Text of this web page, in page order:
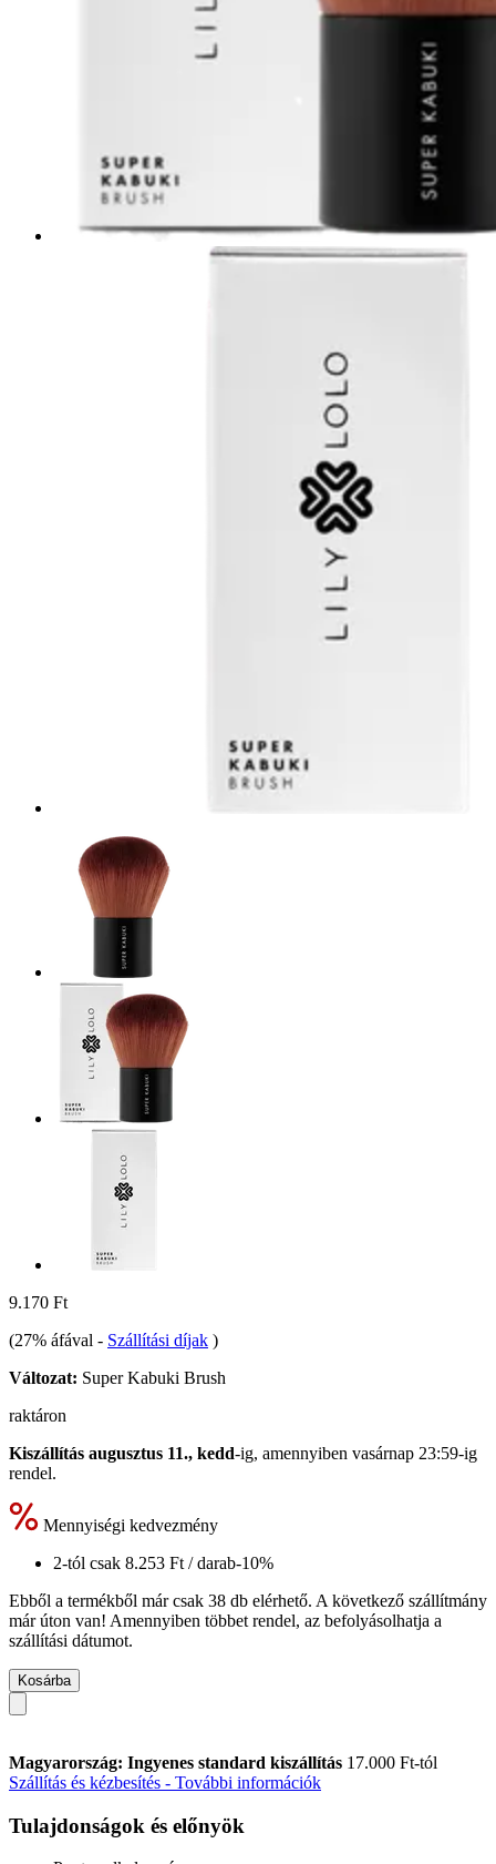
9.170 Ft
(27% áfával - Szállítási díjak )
Változat: Super Kabuki Brush
raktáron
Kiszállítás augusztus 11., kedd-ig, amennyiben vasárnap 23:59-ig
rendel.
Mennyiségi kedvezmény
2-tól csak 8.253 Ft / darab-10%
Ebből a termékből már csak 38 db elérhető. A következő szállítmány
már úton van! Amennyiben többet rendel, az befolyásolhatja a
szállítási dátumot.
Kosárba
Magyarország: Ingyenes standard kiszállítás 17.000 Ft-tól
Szállítás és kézbesítés - További információk
Tulajdonságok és előnyök